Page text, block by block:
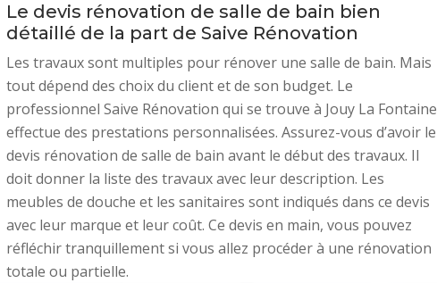
Le devis rénovation de salle de bain bien
détaillé de la part de Saive Rénovation
Les travaux sont multiples pour rénover une salle de bain. Mais
tout dépend des choix du client et de son budget. Le
professionnel Saive Rénovation qui se trouve à Jouy La Fontaine
effectue des prestations personnalisées. Assurez-vous d’avoir le
devis rénovation de salle de bain avant le début des travaux. Il
doit donner la liste des travaux avec leur description. Les
meubles de douche et les sanitaires sont indiqués dans ce devis
avec leur marque et leur coût. Ce devis en main, vous pouvez
réfléchir tranquillement si vous allez procéder à une rénovation
totale ou partielle.